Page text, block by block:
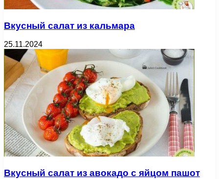
Вкусный салат из кальмара
25.11.2024
Вкусный салат из авокадо с яйцом пашот